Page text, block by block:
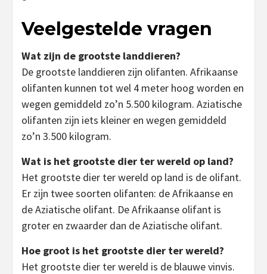
Veelgestelde vragen
Wat zijn de grootste landdieren?
De grootste landdieren zijn olifanten. Afrikaanse
olifanten kunnen tot wel 4 meter hoog worden en
wegen gemiddeld zo’n 5.500 kilogram. Aziatische
olifanten zijn iets kleiner en wegen gemiddeld
zo’n 3.500 kilogram.
Wat is het grootste dier ter wereld op land?
Het grootste dier ter wereld op land is de olifant.
Er zijn twee soorten olifanten: de Afrikaanse en
de Aziatische olifant. De Afrikaanse olifant is
groter en zwaarder dan de Aziatische olifant.
Hoe groot is het grootste dier ter wereld?
Het grootste dier ter wereld is de blauwe vinvis.